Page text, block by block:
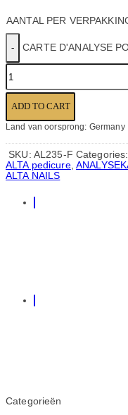
AANTAL PER
CARTE D'ANALYSE
ADD TO CART
Land van oorsprong: Germany
SKU: AL235-F Categories:
ALTA pedicure,
ALTA NAILS
Categorieën